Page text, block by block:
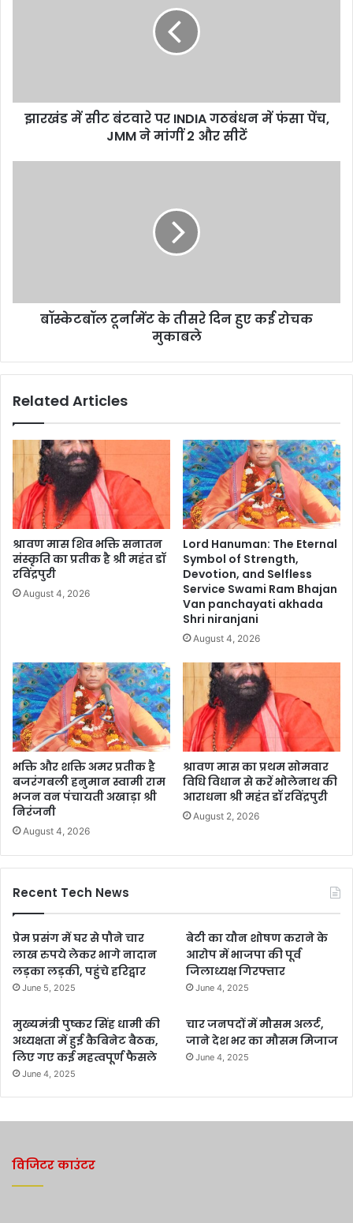
d
झारखंड में सीट बंटवारे पर INDIA गठबंधन में फंसा पेंच,
JMM ने मांगीं 2 और सीटें
बॉस्केटबॉल टूर्नामेंट के तीसरे दिन हुए कई रोचक
मुकाबले
Related Articles
श्रावण मास शिव भक्ति सनातन
संस्कृति का प्रतीक है श्री महंत डॉ
रविंद्रपुरी
August 4, 2026
Lord Hanuman: The Eternal
Symbol of Strength,
Devotion, and Selfless
Service Swami Ram Bhajan
Van panchayati akhada
Shri niranjani
August 4, 2026
भक्ति और शक्ति अमर प्रतीक है
बजरंगबली हनुमान स्वामी राम
भजन वन पंचायती अखाड़ा श्री
निरंजनी
August 4, 2026
श्रावण मास का प्रथम सोमवार
विधि विधान से करें भोलेनाथ की
आराधना श्री महंत डॉ रविंद्रपुरी
August 2, 2026
Recent Tech News
प्रेम प्रसंग में घर से पौने चार
लाख रुपये लेकर भागे नादान
लड़का लड़की, पहुंचे हरिद्वार
June 5, 2025
बेटी का यौन शोषण कराने के
आरोप में भाजपा की पूर्व
जिलाध्यक्ष गिरफ्तार
June 4, 2025
मुख्यमंत्री पुष्कर सिंह धामी की
अध्यक्षता में हुई कैबिनेट बैठक,
लिए गए कई महत्वपूर्ण फैसले
June 4, 2025
चार जनपदों में मौसम अलर्ट,
जाने देश भर का मौसम मिजाज
June 4, 2025
विजिटर काउंटर